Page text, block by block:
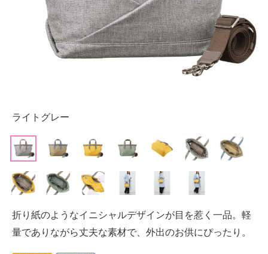
ライトグレー
折り紙のようなイニシャルデザインが目を惹く一品。軽
量でありながら丈夫な素材で、外出のお供にぴったり。